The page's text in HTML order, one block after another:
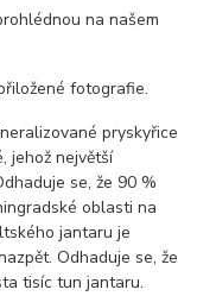
na našem
fotografie.
pryskyřice
jehož největší
se, že 90 %
oblasti na
jantaru je
Odhaduje se, že
tisíc tun jantaru.